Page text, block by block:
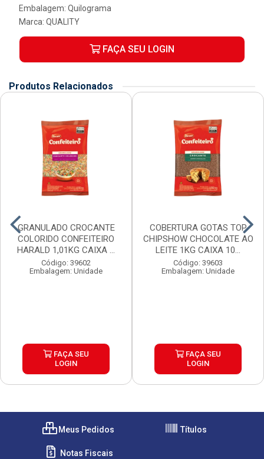
Embalagem: Quilograma
Marca: QUALITY
FAÇA SEU LOGIN
Produtos Relacionados
GRANULADO CROCANTE
COLORIDO CONFEITEIRO
HARALD 1,01KG CAIXA ...
Código: 39602
Embalagem: Unidade
FAÇA SEU
LOGIN
COBERTURA GOTAS TOP
CHIPSHOW CHOCOLATE AO
LEITE 1KG CAIXA 10...
Código: 39603
Embalagem: Unidade
FAÇA SEU
LOGIN
Meus Pedidos Títulos
Notas Fiscais